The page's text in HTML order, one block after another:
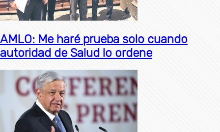
AMLO: Me haré prueba solo cuando
autoridad de Salud lo ordene